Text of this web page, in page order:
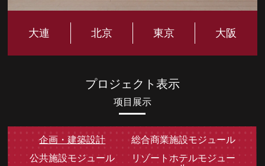
大連 北京 東京 大阪
プロジェクト表示
项目展示
企画・建築設計
総合商業施設モジュール
公共施設モジュール
リゾートホテルモジュー